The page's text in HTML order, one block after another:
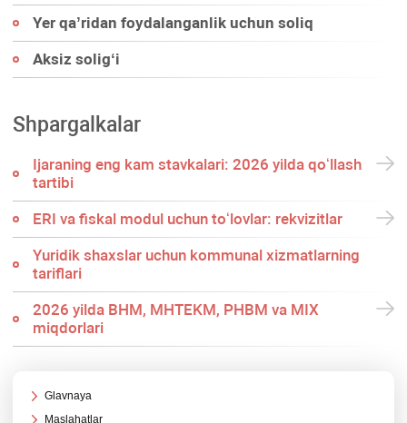
Yer qa’ridan foydalanganlik uchun soliq
Aksiz soligʻi
Shpargalkalar
Ijaraning eng kam stavkalari: 2026 yilda qoʻllash
tartibi
ERI va fiskal modul uchun toʻlovlar: rekvizitlar
Yuridik shaхslar uchun kommunal хizmatlarning
tariflari
2026 yilda BHM, MHTEKM, PHBM va MIX
miqdorlari
Glavnaya
Maslahatlar